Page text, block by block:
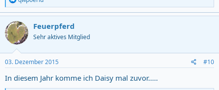
e
a
c
t
i
o
n
s
:
Feuerpferd
Sehr aktives Mitglied
03. Dezember 2015 #10
In diesem Jahr komme ich Daisy mal zuvor.....